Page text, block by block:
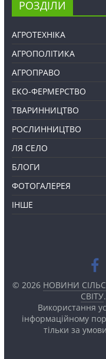
РОЗДІЛИ
АГРОТЕХНІКА
АГРОПОЛІТИКА
АГРОПРАВО
ЕКО-ФЕРМЕРСТВО
ТВАРИННИЦТВО
РОСЛИННИЦТВО
ЛЯ СЕЛО
БЛОГИ
ФОТОГАЛЕРЕЯ
ІНШЕ
© 2026 НОВИНИ
СВІТУ
Використання
інформаційному
тільки за